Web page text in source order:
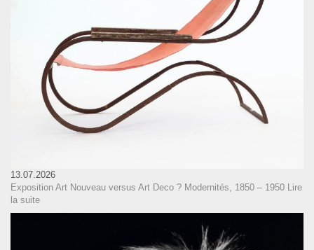
13.07.2026
Exposition Art Nouveau versus Art Deco ? Modernités, 1850 – 1950
Lire
la suite